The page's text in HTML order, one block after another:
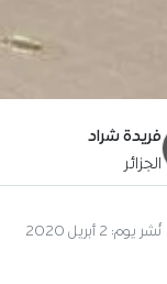
فريدة شراد
الجزائر
نُشر يوم: 2 أبريل 2020